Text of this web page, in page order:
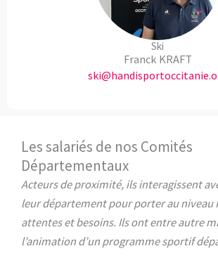
Ski
Franck KRAFT
Les salariés de nos Comités
Départementaux
Acteurs de proximité, ils interagissent
leur département pour porter au niveau
attentes et besoins. Ils ont entre autre
l’animation d’un programme sportif